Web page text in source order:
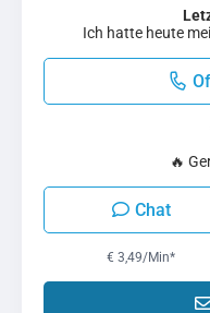
Ich hatte heute
🔥
Chat
€ 3,49/Min*